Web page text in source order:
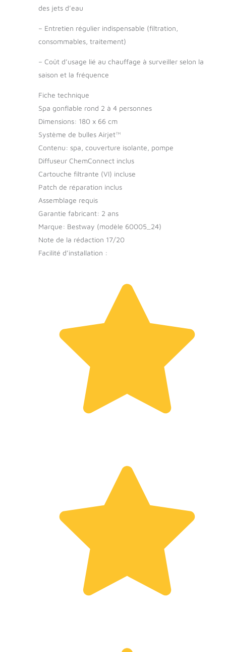
des jets d’eau
– Entretien régulier indispensable (filtration,
consommables, traitement)
– Coût d’usage lié au chauffage à surveiller selon la
saison et la fréquence
Fiche technique
Spa gonflable rond 2 à 4 personnes
Dimensions: 180 x 66 cm
Système de bulles Airjet™
Contenu: spa, couverture isolante, pompe
Diffuseur ChemConnect inclus
Cartouche filtrante (VI) incluse
Patch de réparation inclus
Assemblage requis
Garantie fabricant: 2 ans
Marque: Bestway (modèle 60005_24)
Note de la rédaction 17/20
Facilité d’installation :